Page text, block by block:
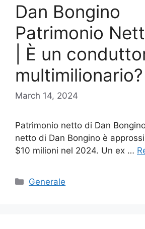
Dan Bongino
Patrimonio
| È un
multimilionario?
March 14, 2024
Patrimonio netto di Dan
netto di Dan Bongino è
$10 milioni nel 2024. Un ex …
Categories
Generale